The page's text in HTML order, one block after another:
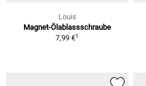
Louis
Magnet-Ölablassschraube
7,99 €1